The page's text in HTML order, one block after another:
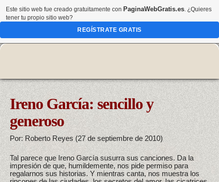
Ireno García: sencillo y
generoso
Por: Roberto Reyes (27 de septiembre de 2010)
Tal parece que Ireno García susurra sus canciones. Da la
impresión de que, humildemente, nos pide permiso para
regalarnos sus historias. Y mientras canta, nos muestra los
Este sitio web fue creado gratuitamente con PaginaWebGratis.es. ¿Quieres
tener tu propio sitio web?
REGÍSTRATE GRATIS